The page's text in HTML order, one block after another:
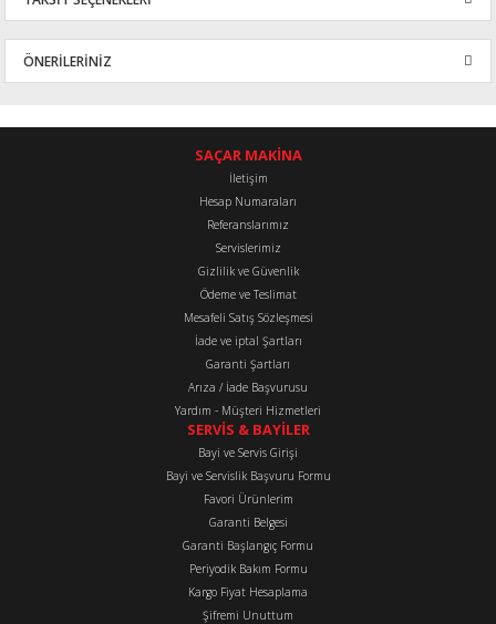
Bu ürüne ilk yorumu siz yapın!
ÖNERİLERİNİZ
konularda yetersiz gördüğünüz noktaları öneri formunu kullanarak
Görüş ve önerileriniz için teşekkür ederiz.
Ürün resmi kalitesiz, bozuk veya görüntülenemiyor.
Ürün bilgilerinde hatalar bulunuyor.
Ürün fiyatı diğer sitelerden daha pahalı.
Bu ürüne benzer farklı alternatifler olmalı.
Gönder
SAÇAR MAKİNA
İletişim
Hesap Numaraları
Referanslarımız
Servislerimiz
Gizlilik ve Güvenlik
Ödeme ve Teslimat
Mesafeli Satış Sözleşmesi
İade ve iptal Şartları
Garanti Şartları
Arıza / İade Başvurusu
Yardım - Müşteri Hizmetleri
SERVİS & BAYİLER
Bayi ve Servis Girişi
Bayi ve Servislik Başvuru Formu
Favori Ürünlerim
Garanti Belgesi
Garanti Başlangıç Formu
Periyodik Bakım Formu
Kargo Fiyat Hesaplama
Şifremi Unuttum